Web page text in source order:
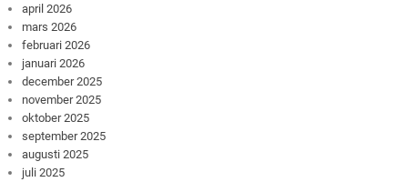
april 2026
mars 2026
februari 2026
januari 2026
december 2025
november 2025
oktober 2025
september 2025
augusti 2025
juli 2025